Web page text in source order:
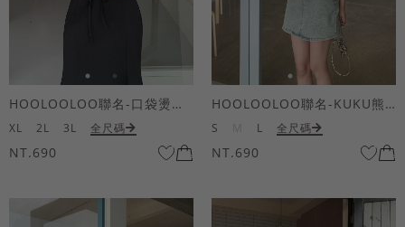
HOOLOOLOO聯名-口袋燙金KUKU熊短袖上衣
XL 2L 3L 全尺碼
NT.690
HOOLOOLOO聯名-KUKU熊蝴蝶結短袖上衣
S L 全尺碼
NT.690